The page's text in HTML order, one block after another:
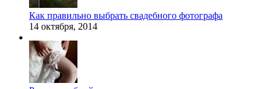
Как правильно выбрать свадебного фотографа
14 октября, 2014